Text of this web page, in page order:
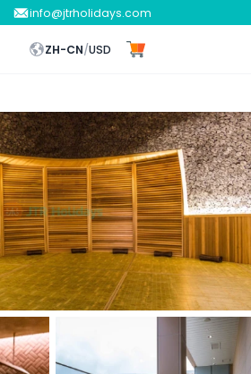
info@jtrholidays.com
ZH-CN/USD